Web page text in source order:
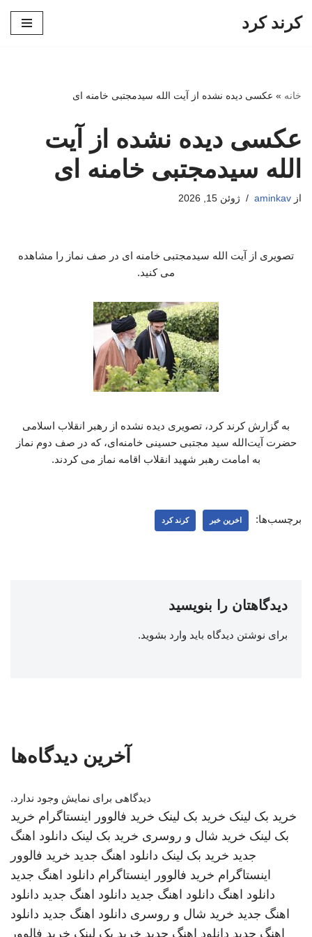
کرند کرد
خانه » عکسی دیده نشده از آیت الله سیدمجتبی خامنه ای
عکسی دیده نشده از آیت
الله سیدمجتبی خامنه ای
از aminkav ژوئن 15, 2026
تصویری از آیت الله سیدمجتبی خامنه ای در صف نماز را مشاهده
می کنید.
به گزارش کرند کرد، تصویری دیده نشده از رهبر انقلاب اسلامی
حضرت آیت‌الله سید مجتبی حسینی خامنه‌ای، که در صف دوم نماز
به امامت رهبر شهید انقلاب اقامه نماز می کردند.
برچسب‌ها: اخرین خبر کرند کرد
دیدگاهتان را بنویسید
برای نوشتن دیدگاه باید وارد بشوید.
آخرین دیدگاه‌ها
دیدگاهی برای نمایش وجود ندارد.
خرید بک لینک خرید بک لینک خرید فالوور اینستاگرام خرید
بک لینک خرید شال و روسری خرید بک لینک دانلود اهنگ
جدید خرید بک لینک دانلود اهنگ جدید خرید فالوور
اینستاگرام خرید فالوور اینستاگرام دانلود اهنگ جدید
دانلود اهنگ دانلود اهنگ جدید دانلود اهنگ جدید دانلود
اهنگ جدید خرید شال و روسری دانلود اهنگ جدید دانلود
اهنگ جدید دانلود اهنگ جدید خرید بک لینک خرید فالوور